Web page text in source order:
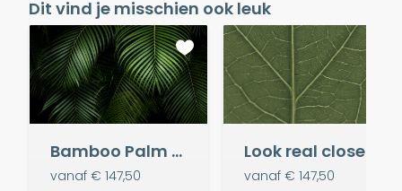
Dit vind je misschien ook leuk
Bamboo Palm Greens
vanaf € 147,50
Look real close
vanaf € 147,50